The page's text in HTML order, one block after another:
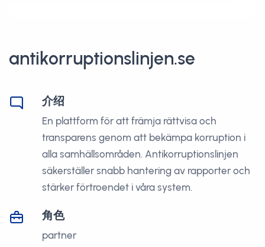
antikorruptionslinjen.se
介绍
En plattform för att främja rättvisa och
transparens genom att bekämpa korruption i
alla samhällsområden. Antikorruptionslinjen
säkerställer snabb hantering av rapporter och
stärker förtroendet i våra system.
角色
partner